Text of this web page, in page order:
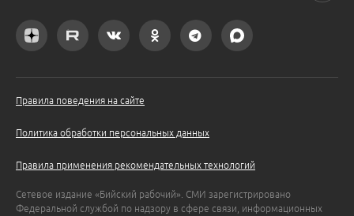
Правила поведения на сайте
Политика обработки персональных данных
Правила применения рекомендательных технологий
Сетевое издание «Бийский рабочий». СМИ зарегистрировано
Федеральной службой по надзору в сфере связи, информационных